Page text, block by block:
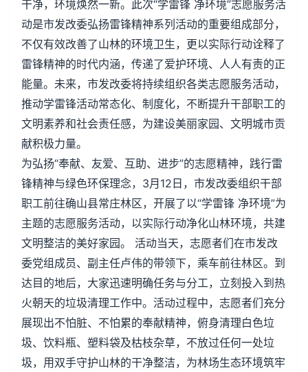
干净，环境焕然一新。此次“学雷锋 净环境”志愿服务活
动是市发改委弘扬雷锋精神系列活动的重要组成部分，
不仅有效改善了山林的环境卫生，更以实际行动诠释了
雷锋精神的时代内涵，传递了爱护环境、人人有责的正
能量。未来，市发改委将持续组织各类志愿服务活动，
推动学雷锋活动常态化、制度化，不断提升干部职工的
文明素养和社会责任感，为建设美丽家园、文明城市贡
献积极力量。
为弘扬“奉献、友爱、互助、进步”的志愿精神，践行雷
锋精神与绿色环保理念，3月12日，市发改委组织干部
职工前往确山县常庄林区，开展了以“学雷锋 净环境”为
主题的志愿服务活动，以实际行动净化山林环境，共建
文明整洁的美好家园。 活动当天，志愿者们在市发改
委党组成员、副主任卢伟的带领下，乘车前往林区。到
达目的地后，大家迅速明确任务与分工，立刻投入到热
火朝天的垃圾清理工作中。活动过程中，志愿者们充分
展现出不怕脏、不怕累的奉献精神，俯身清理白色垃
圾、饮料瓶、塑料袋及枯枝杂草，不放过任何一处垃
圾，用双手守护山林的干净整洁，为林场生态环境筑牢